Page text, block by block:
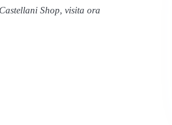
Shop, visita ora